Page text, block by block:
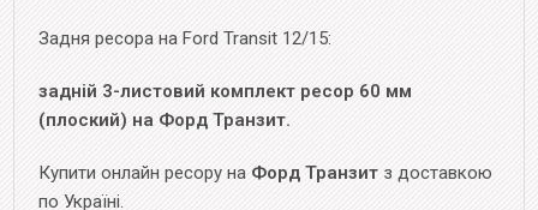
Задня ресора на Ford Transit 12/15:
задній 3-листовий комплект ресор 60 мм
(плоский) на Форд Транзит.
Купити онлайн ресору на Форд Транзит з доставкою
по Україні.